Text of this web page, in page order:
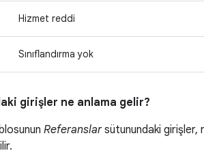
Hizmet reddi
Sınıflandırma yok
girişler ne anlama gelir?
Referanslarsütunundaki girişler,